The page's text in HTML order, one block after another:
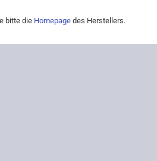
bitte die Homepage des Herstellers.